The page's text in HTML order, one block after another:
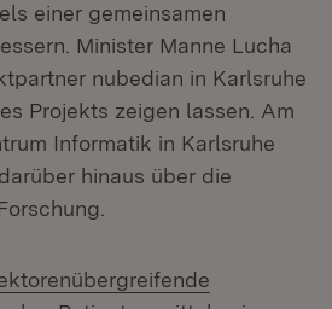
einer gemeinsamen
Minister Manne Lucha
nubedian in Karlsruhe
Projekts zeigen lassen. Am
Informatik in Karlsruhe
hinaus über die